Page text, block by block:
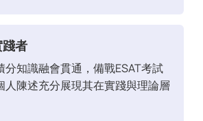
者
分知識融會貫通，備戰ESAT考試
人陳述充分展現其在實踐與理論層